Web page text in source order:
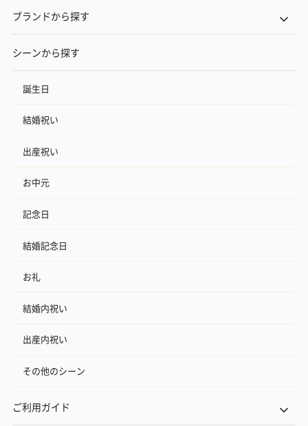
ブランドから探す
シーンから探す
誕生日
結婚祝い
出産祝い
お中元
記念日
結婚記念日
お礼
結婚内祝い
出産内祝い
その他のシーン
ご利用ガイド